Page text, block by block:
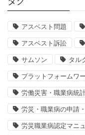
アスベスト問題
アスベスト訴訟
サムソン タル
プラットフォームワ
労働災害・職業病統
労災・職業病の申請
労災職業病認定マニ